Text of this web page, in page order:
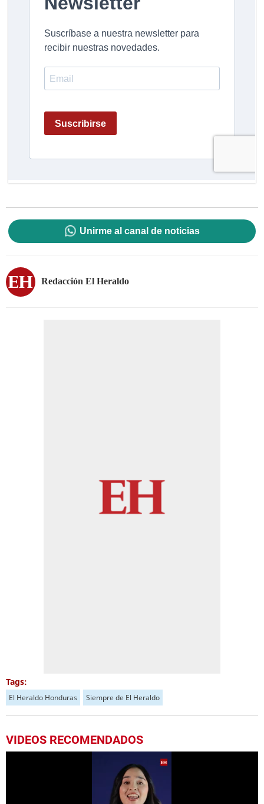
Unirme al canal de noticias
Redacción El Heraldo
Tags:
El Heraldo Honduras Siempre de El Heraldo
VIDEOS RECOMENDADOS